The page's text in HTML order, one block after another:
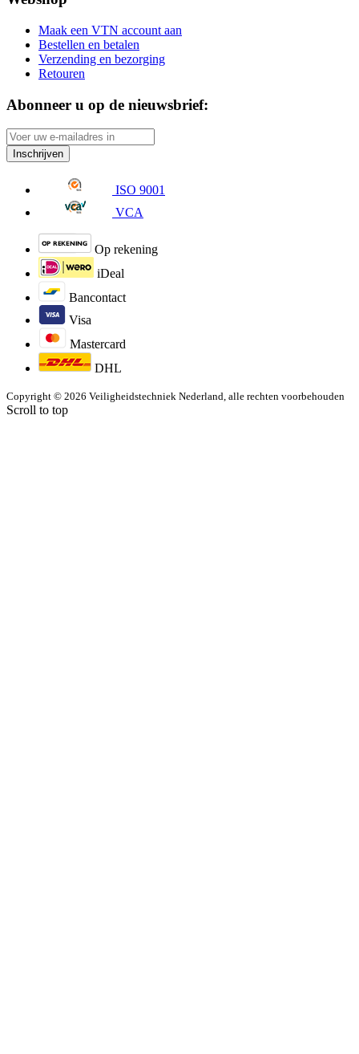
Maak een VTN account aan
Bestellen en betalen
Verzending en bezorging
Retouren
Abonneer u op de nieuwsbrief:
Inschrijven
ISO 9001
VCA
Op rekening
iDeal
Bancontact
Visa
Mastercard
DHL
Copyright © 2026 Veiligheidstechniek Nederland, alle rechten voorbehouden
Scroll to top